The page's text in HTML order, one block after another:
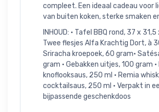
compleet. Een ideaal cadeau voor
van buiten koken, sterke smaken
INHOUD: • Tafel BBQ rond, 37 x
Twee flesjes Alfa Krachtig Dort, à
Sriracha kroepoek, 60 gram•
gram • Gebakken uitjes, 100 gram •
knoflooksaus, 250 ml • Remia
cocktailsaus, 250 ml • Verpakt in
bijpassende geschenkdoos